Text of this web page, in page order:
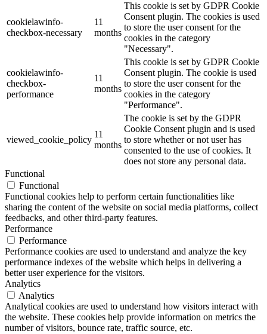
cookielawinfo-
checkbox-necessary
11
months
This cookie is set by GDPR Cookie
Consent plugin. The cookies is used
to store the user consent for the
cookies in the category
"Necessary".
cookielawinfo-
checkbox-
performance
11
months
This cookie is set by GDPR Cookie
Consent plugin. The cookie is used
to store the user consent for the
cookies in the category
"Performance".
viewed_cookie_policy
11
months
The cookie is set by the GDPR
Cookie Consent plugin and is used
to store whether or not user has
consented to the use of cookies. It
does not store any personal data.
Functional
Functional
Functional cookies help to perform certain functionalities like
sharing the content of the website on social media platforms, collect
feedbacks, and other third-party features.
Performance
Performance
Performance cookies are used to understand and analyze the key
performance indexes of the website which helps in delivering a
better user experience for the visitors.
Analytics
Analytics
Analytical cookies are used to understand how visitors interact with
the website. These cookies help provide information on metrics the
number of visitors, bounce rate, traffic source, etc.